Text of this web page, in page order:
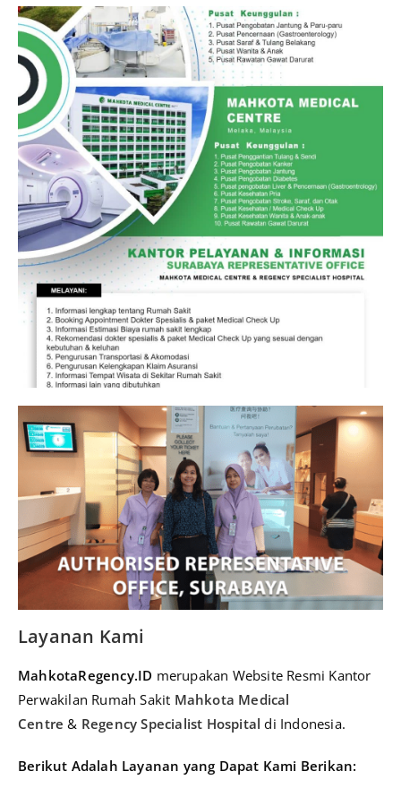
Layanan Kami
MahkotaRegency.ID merupakan Website Resmi Kantor
Perwakilan Rumah Sakit Mahkota Medical
Centre & Regency Specialist Hospital di Indonesia.
Berikut Adalah Layanan yang Dapat Kami Berikan: